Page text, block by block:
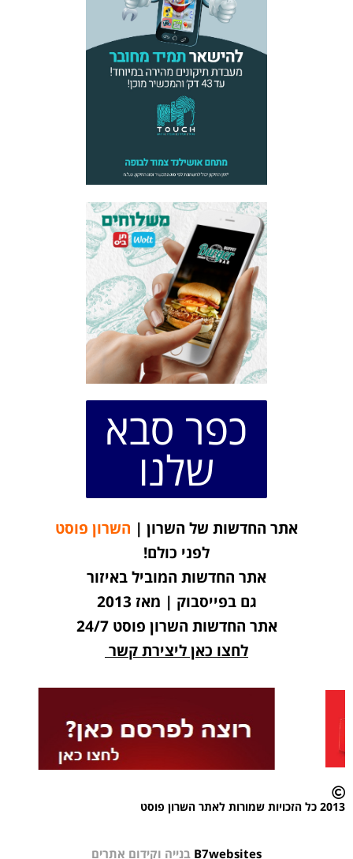
כפר סבא
שלנו
אתר החדשות של השרון | השרון פוסט
לפני כולם!
אתר החדשות המוביל באיזור
גם בפייסבוק | מאז 2013
אתר החדשות השרון פוסט 24/7
לחצו כאן ליצירת קשר
2013 כל הזכויות שמורות לאתר השרון פוסט
B7websites